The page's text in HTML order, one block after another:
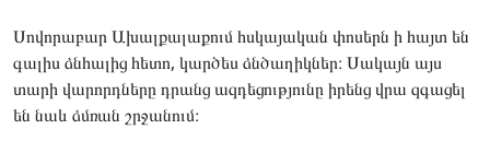
Սովորաբար Ախալքալաքում հսկայական փոսերն ի հայտ են
գալիս ձնհալից հետո, կարծես ձնծաղիկներ։ Սակայն այս
տարի վարորդները դրանց ազդեցությունը իրենց վրա զգացել
են նաև ձմռան շրջանում։